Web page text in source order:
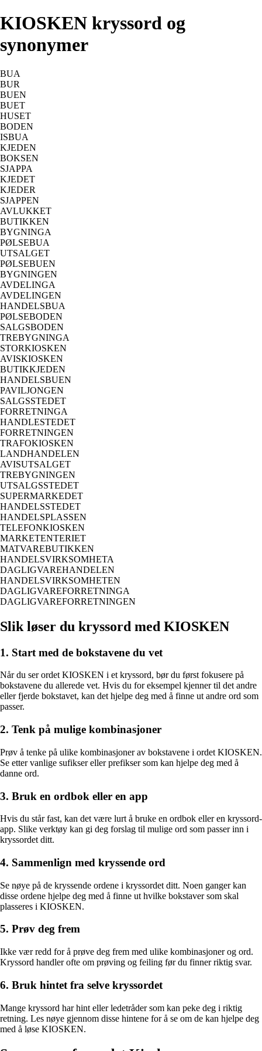
KIOSKEN kryssord og
synonymer
BUA
BUR
BUEN
BUET
HUSET
BODEN
ISBUA
KJEDEN
BOKSEN
SJAPPA
KJEDET
KJEDER
SJAPPEN
AVLUKKET
BUTIKKEN
BYGNINGA
PØLSEBUA
UTSALGET
PØLSEBUEN
BYGNINGEN
AVDELINGA
AVDELINGEN
HANDELSBUA
PØLSEBODEN
SALGSBODEN
TREBYGNINGA
STORKIOSKEN
AVISKIOSKEN
BUTIKKJEDEN
HANDELSBUEN
PAVILJONGEN
SALGSSTEDET
FORRETNINGA
HANDLESTEDET
FORRETNINGEN
TRAFOKIOSKEN
LANDHANDELEN
AVISUTSALGET
TREBYGNINGEN
UTSALGSSTEDET
SUPERMARKEDET
HANDELSSTEDET
HANDELSPLASSEN
TELEFONKIOSKEN
MARKETENTERIET
MATVAREBUTIKKEN
HANDELSVIRKSOMHETA
DAGLIGVAREHANDELEN
HANDELSVIRKSOMHETEN
DAGLIGVAREFORRETNINGA
DAGLIGVAREFORRETNINGEN
Slik løser du kryssord med KIOSKEN
1. Start med de bokstavene du vet
Når du ser ordet KIOSKEN i et kryssord, bør du først fokusere på
bokstavene du allerede vet. Hvis du for eksempel kjenner til det andre
eller fjerde bokstavet, kan det hjelpe deg med å finne ut andre ord som
passer.
2. Tenk på mulige kombinasjoner
Prøv å tenke på ulike kombinasjoner av bokstavene i ordet KIOSKEN.
Se etter vanlige sufikser eller prefikser som kan hjelpe deg med å
danne ord.
3. Bruk en ordbok eller en app
Hvis du står fast, kan det være lurt å bruke en ordbok eller en kryssord-
app. Slike verktøy kan gi deg forslag til mulige ord som passer inn i
kryssordet ditt.
4. Sammenlign med kryssende ord
Se nøye på de kryssende ordene i kryssordet ditt. Noen ganger kan
disse ordene hjelpe deg med å finne ut hvilke bokstaver som skal
plasseres i KIOSKEN.
5. Prøv deg frem
Ikke vær redd for å prøve deg frem med ulike kombinasjoner og ord.
Kryssord handler ofte om prøving og feiling før du finner riktig svar.
6. Bruk hintet fra selve kryssordet
Mange kryssord har hint eller ledetråder som kan peke deg i riktig
retning. Les nøye gjennom disse hintene for å se om de kan hjelpe deg
med å løse KIOSKEN.